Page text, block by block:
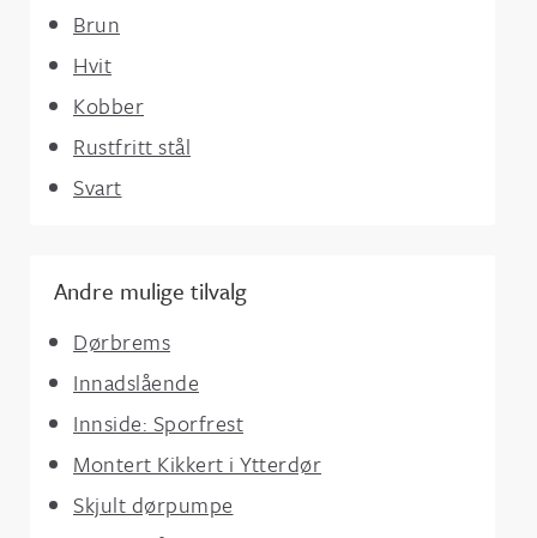
Brun
Hvit
Kobber
Rustfritt stål
Svart
Andre mulige tilvalg
Dørbrems
Innadslående
Innside: Sporfrest
Montert Kikkert i Ytterdør
Skjult dørpumpe